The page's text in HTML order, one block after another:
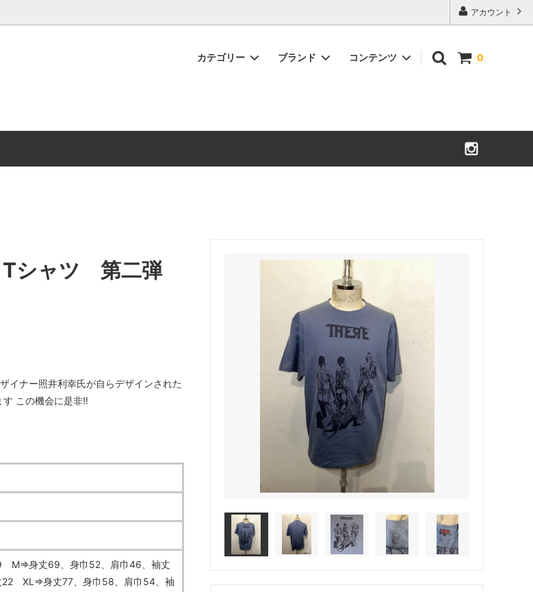
アカウント
0
カテゴリー
Militaryボトムス 小物
ブランド コンテンツ
Tシャツ 第二弾
ナー照井利幸氏が自らデザインされた
この機会に是非‼️
M⇒身丈69、身巾52、肩巾46、袖丈
XL⇒身丈77、身巾58、肩巾54、袖